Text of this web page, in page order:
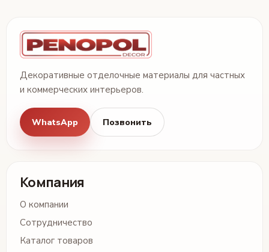
Декоративные отделочные материалы для частных
и коммерческих интерьеров.
WhatsApp Позвонить
Компания
О компании
Сотрудничество
Каталог товаров